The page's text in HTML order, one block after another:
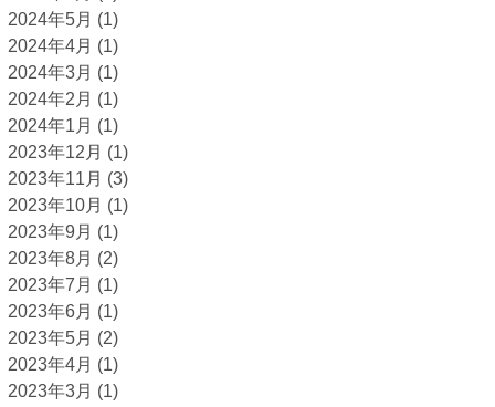
2024年5月 (1)
2024年4月 (1)
2024年3月 (1)
2024年2月 (1)
2024年1月 (1)
2023年12月 (1)
2023年11月 (3)
2023年10月 (1)
2023年9月 (1)
2023年8月 (2)
2023年7月 (1)
2023年6月 (1)
2023年5月 (2)
2023年4月 (1)
2023年3月 (1)